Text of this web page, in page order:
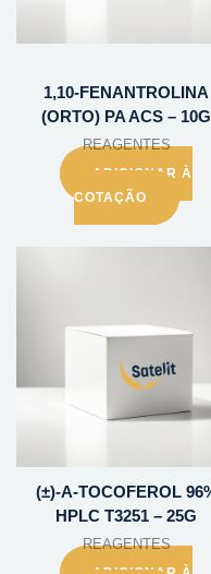
1,10-FENANTROLINA
(ORTO) PA ACS – 10G
REAGENTES
ADICIONAR À
COTAÇÃO
(±)-A-TOCOFEROL
HPLC T3251 – 25G
REAGENTES